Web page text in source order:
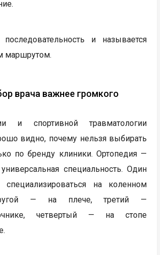
и называется
маршрутом.
врача важнее громкого
и спортивной травматологии
видно, почему нельзя выбирать
по бренду клиники. Ортопедия —
специальность. Один
на коленном
— на плече, третий —
четвертый — на стопе